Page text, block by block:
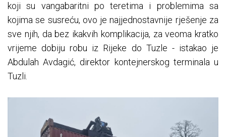
koji su vangabaritni po teretima i problemima sa
kojima se susreću, ovo je najjednostavnije rješenje za
sve njih, da bez ikakvih komplikacija, za veoma kratko
vrijeme dobiju robu iz Rijeke do Tuzle - istakao je
Abdulah Avdagić, direktor kontejnerskog terminala u
Tuzli.